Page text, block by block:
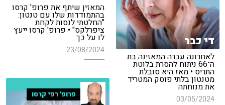
המאזין שיתף את פרופ' קרסו
בהתמודדות שלו עם טנטון:
"החלטתי לנסות לקחת
ציפרלקס" • פרופ' קרסו ייעץ
לו על כך
23/08/2024
די כבר
לאחרונה עברה המאזינה בת
ה־66 ניתוח להסרת בלוטת
התריס • מאז היא סובלת
מטנטון בלתי פוסק המטריד
את מנוחתה
03/05/2024 פרופ' רפי קרסו